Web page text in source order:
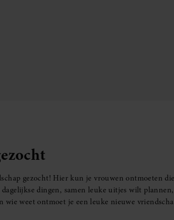
gezocht! Hier kun je vrouwen ontmoeten
dingen, samen leuke uitjes wilt
wie weet ontmoet je een leuke nieuwe